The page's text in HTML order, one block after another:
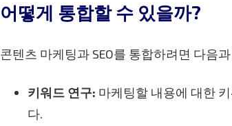
어떻게 통합할 수 있을까?
콘텐츠 마케팅과 SEO를 통합하려면 다음
키워드 연구: 마케팅할 내용에 대한
다.